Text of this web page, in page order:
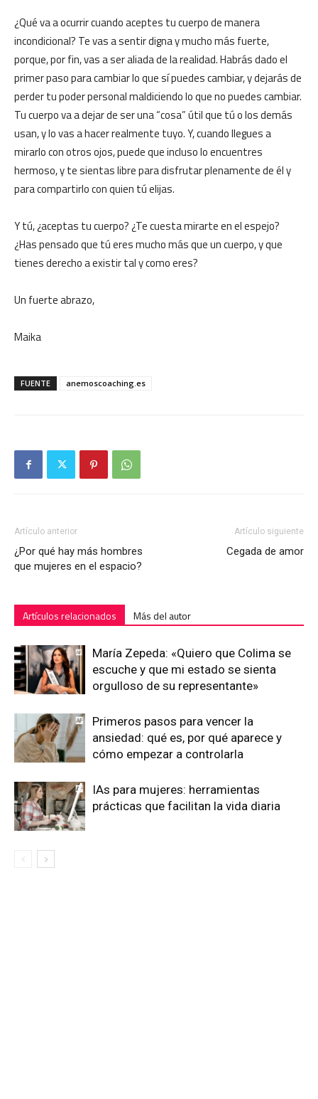
¿Qué va a ocurrir cuando aceptes tu cuerpo de manera
incondicional? Te vas a sentir digna y mucho más fuerte,
porque, por fin, vas a ser aliada de la realidad. Habrás dado el
primer paso para cambiar lo que sí puedes cambiar, y dejarás de
perder tu poder personal maldiciendo lo que no puedes cambiar.
Tu cuerpo va a dejar de ser una “cosa” útil que tú o los demás
usan, y lo vas a hacer realmente tuyo. Y, cuando llegues a
mirarlo con otros ojos, puede que incluso lo encuentres
hermoso, y te sientas libre para disfrutar plenamente de él y
para compartirlo con quien tú elijas.
Y tú, ¿aceptas tu cuerpo? ¿Te cuesta mirarte en el espejo?
¿Has pensado que tú eres mucho más que un cuerpo, y que
tienes derecho a existir tal y como eres?
Un fuerte abrazo,
Maika
FUENTE anemoscoaching.es
Artículo anterior
¿Por qué hay más hombres
que mujeres en el espacio?
Artículo siguiente
Cegada de amor
Artículos relacionados Más del autor
María Zepeda: «Quiero que Colima se
escuche y que mi estado se sienta
orgulloso de su representante»
Primeros pasos para vencer la
ansiedad: qué es, por qué aparece y
cómo empezar a controlarla
IAs para mujeres: herramientas
prácticas que facilitan la vida diaria